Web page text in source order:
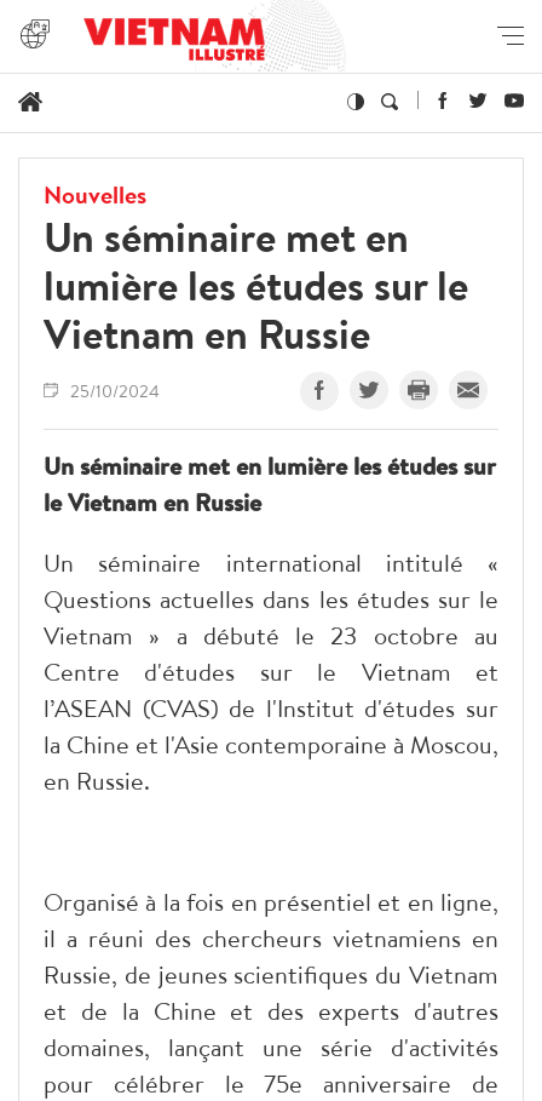
Nouvelles
Un séminaire met en
lumière les études sur le
Vietnam en Russie
25/10/2024
Un séminaire met en lumière les études sur
le Vietnam en Russie
Un séminaire international intitulé «
Questions actuelles dans les études sur le
Vietnam » a débuté le 23 octobre au
Centre d'études sur le Vietnam et
l’ASEAN (CVAS) de l'Institut d'études sur
la Chine et l'Asie contemporaine à Moscou,
en Russie.
Organisé à la fois en présentiel et en ligne,
il a réuni des chercheurs vietnamiens en
Russie, de jeunes scientifiques du Vietnam
et de la Chine et des experts d'autres
domaines, lançant une série d'activités
pour célébrer le 75e anniversaire de